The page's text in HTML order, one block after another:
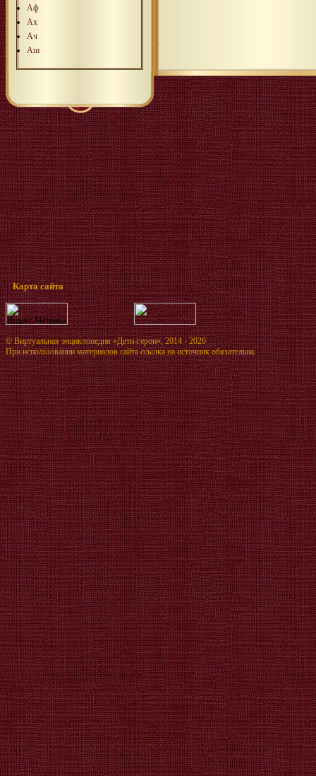
Аф
Ах
Ач
Аш
Карта сайта
©Виртуальная энциклопедия «Дети-герои», 2014 - 2026
При использовании материалов сайта ссылка на источник обязательна.